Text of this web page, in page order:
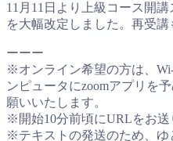
11月11日より上級コース開
を大幅改定しました。再受講
ーーー
※オンライン希望の方は、
ンピュータにzoomアプリを
願いいたします。
※開始10分前頃にURLをお送
※テキストの発送のため、ゆ